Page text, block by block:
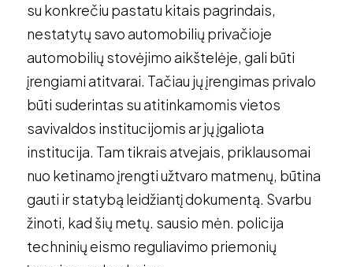
su konkrečiu pastatu kitais pagrindais,
nestatytų savo automobilių privačioje
automobilių stovėjimo aikštelėje, gali būti
įrengiami atitvarai. Tačiau jų įrengimas privalo
būti suderintas su atitinkamomis vietos
savivaldos institucijomis ar jų įgaliota
institucija. Tam tikrais atvejais, priklausomai
nuo ketinamo įrengti užtvaro matmenų, būtina
gauti ir statybą leidžiantį dokumentą. Svarbu
žinoti, kad šių metų. sausio mėn. policija
techninių eismo reguliavimo priemonių